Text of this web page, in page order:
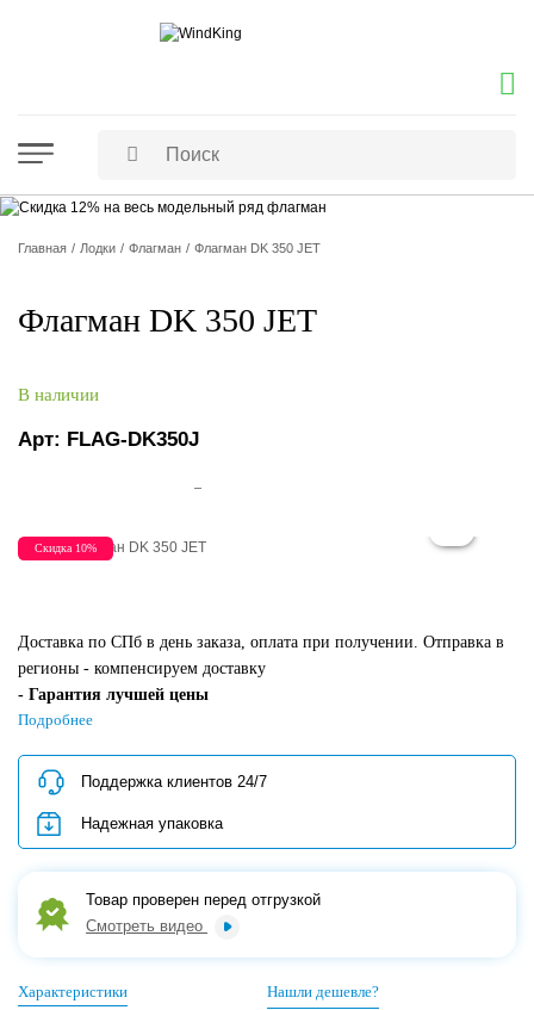
Главная Лодки Флагман Флагман DK 350 JET
Флагман DK 350 JET
В наличии
Арт: FLAG-DK350J
Скидка 10%
Доставка по СПб в день заказа, оплата при получении. Отправка в
регионы - компенсируем доставку
- Гарантия лучшей цены
- Проверка лодок перед отгрузкой
- Самый крупный лодочный сервис в СПб
- Поддержка клиентов 24/7
- Надежная упаковка товара для регионов
Кредит/Рассрочка/QR-код/Картойбанка
Подробнее
Поддержка клиентов 24/7
Надежная упаковка
Товар проверен перед отгрузкой
Смотреть видео
Характеристики Нашли дешевле?